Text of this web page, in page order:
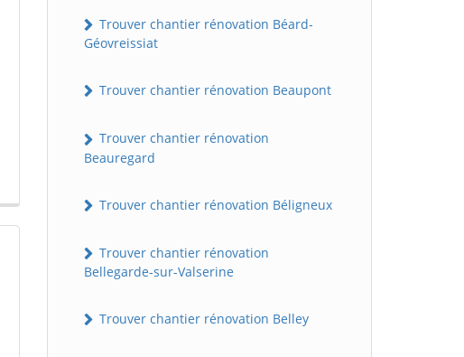
Trouver chantier rénovation Béard-
Géovreissiat
Trouver chantier rénovation Beaupont
Trouver chantier rénovation
Beauregard
Trouver chantier rénovation Béligneux
Trouver chantier rénovation
Bellegarde-sur-Valserine
Trouver chantier rénovation Belley